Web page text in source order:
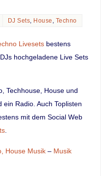
DJ Sets, House , Techno
Livesetsbestens
hochgeladene Live Sets
Techhouse, House und
Radio. Auch Toplisten
mit dem Social Web
.
House Musik– Musik